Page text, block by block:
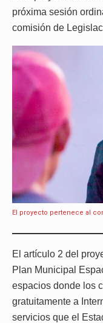
próxima sesión
comisión de
El proyecto pertenece al
El artículo 2 del
Plan Municipal
espacios donde los
gratuitamente a
servicios que el